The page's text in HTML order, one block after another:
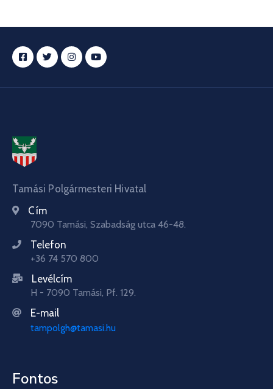
Tamási Polgármesteri Hivatal
Cím
7090 Tamási, Szabadság utca 46-48.
Telefon
+36 74 570 800
Levélcím
H - 7090 Tamási, Pf. 129.
E-mail
tampolgh@tamasi.hu
Fontos